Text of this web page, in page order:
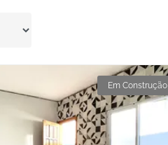
Em Construção